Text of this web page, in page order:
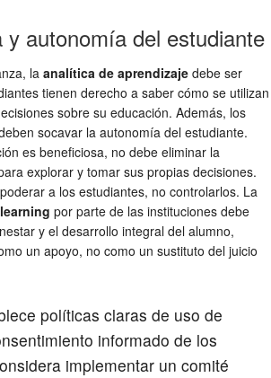
y autonomía del estudiante
la analítica de aprendizaje debe ser
tienen derecho a saber cómo se utilizan
sobre su educación. Además, los
socavar la autonomía del estudiante.
es beneficiosa, no debe eliminar la
explorar y tomar sus propias decisiones.
a los estudiantes, no controlarlos. La
por parte de las instituciones debe
y el desarrollo integral del alumno,
un apoyo, no como un sustituto del juicio
políticas claras de uso de
informado de los
implementar un comité